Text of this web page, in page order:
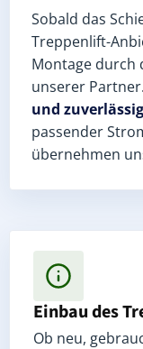
Sobald das
Treppenlift-
Montage durch
unserer
und zuverlässig
passender
übernehmen
Einbau des
Ob neu,